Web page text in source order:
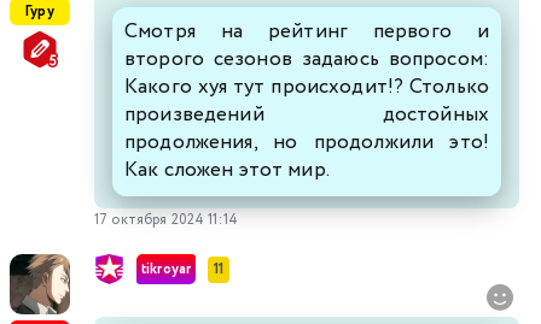
Гуру
Смотря на рейтинг первого и
второго сезонов задаюсь вопросом:
Какого хуя тут происходит!? Столько
произведений достойных
продолжения, но продолжили это!
Как сложен этот мир.
17 октября 2024 11:14
tikroyar 11